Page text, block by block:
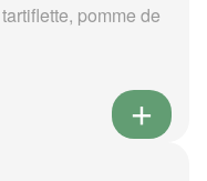
pomme de